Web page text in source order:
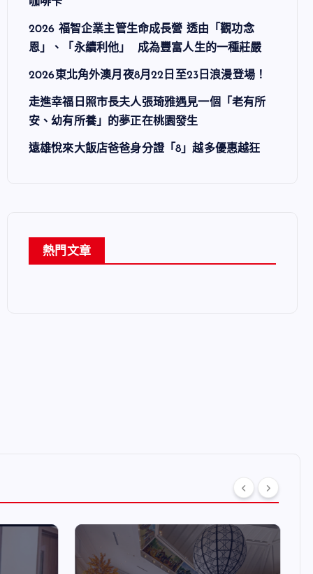
2026 福智企業主管生命成長營 透由「觀功念
恩」、「永續利他」 成為豐富人生的一種莊嚴
2026東北角外澳月夜8月22日至23日浪漫登場！
走進幸福日照市長夫人張琦雅遇見一個「老有所
安、幼有所養」的夢正在桃園發生
遠雄悅來大飯店爸爸身分證「8」越多優惠越狂
熱門文章